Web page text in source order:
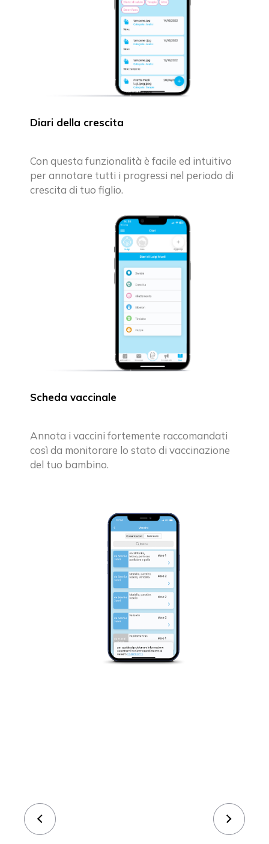
Diari della crescita
Con questa funzionalità è facile ed intuitivo
per annotare tutti i progressi nel periodo di
crescita di tuo figlio.
Scheda vaccinale
Annota i vaccini fortemente raccomandati
così da monitorare lo stato di vaccinazione
del tuo bambino.